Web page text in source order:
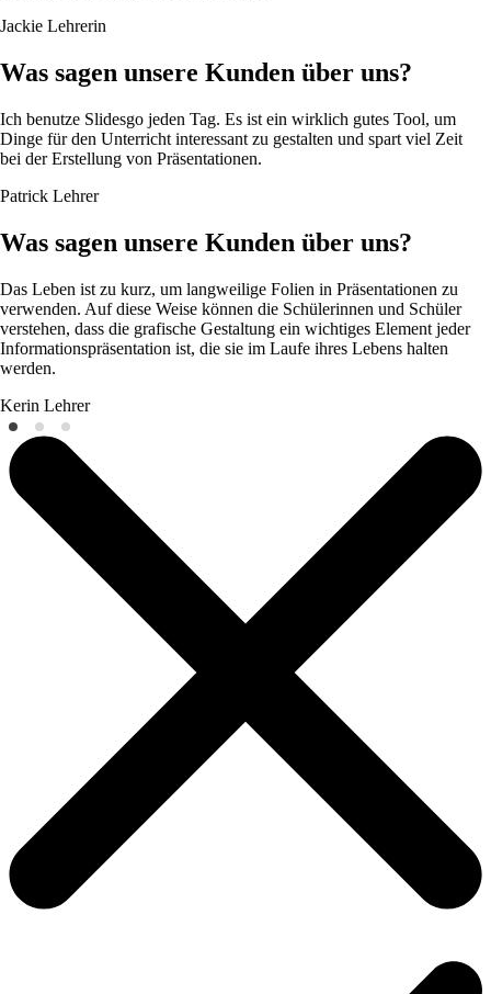
Jackie Lehrerin
Was sagen unsere Kunden über uns?
Ich benutze Slidesgo jeden Tag. Es ist ein wirklich gutes Tool, um
Dinge für den Unterricht interessant zu gestalten und spart viel Zeit
bei der Erstellung von Präsentationen.
Patrick Lehrer
Was sagen unsere Kunden über uns?
Das Leben ist zu kurz, um langweilige Folien in Präsentationen zu
verwenden. Auf diese Weise können die Schülerinnen und Schüler
verstehen, dass die grafische Gestaltung ein wichtiges Element jeder
Informationspräsentation ist, die sie im Laufe ihres Lebens halten
werden.
Kerin Lehrer